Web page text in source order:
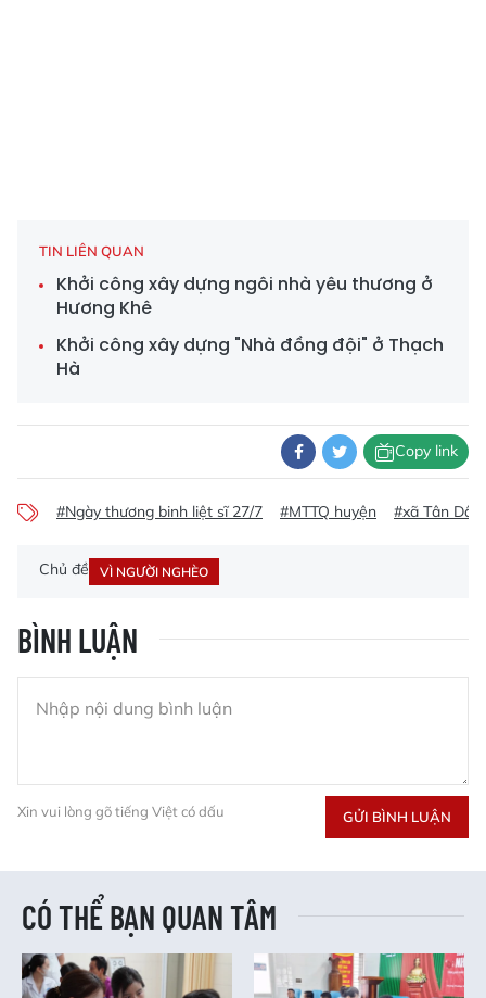
TIN LIÊN QUAN
Khởi công xây dựng ngôi nhà yêu thương ở
Hương Khê
Khởi công xây dựng "Nhà đồng đội" ở Thạch
Hà
Copy link
#Ngày thương binh liệt sĩ 27/7 #MTTQ huyện #xã Tân Dân
Chủ đề VÌ NGƯỜI NGHÈO
BÌNH LUẬN
Xin vui lòng gõ tiếng Việt có dấu GỬI BÌNH LUẬN
CÓ THỂ BẠN QUAN TÂM